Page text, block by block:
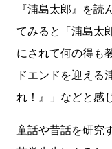
『浦島太郎』を
てみると「浦島太
にされて何の得も
ドエンドを迎える
れ！』」などと感
童話や昔話を研究